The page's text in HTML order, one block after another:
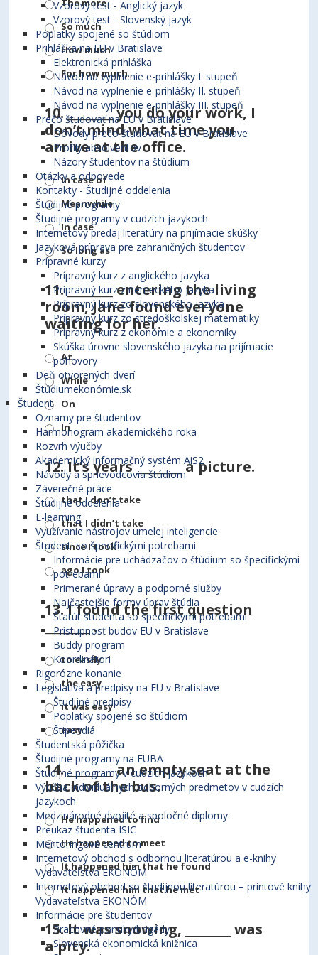
Vzorový test - Anglický jazyk
Vzorový test - Slovenský jazyk
Poplatky spojené so štúdiom
Prihláška na EU v Bratislave
Elektronická prihláška
Návod na vyplnenie e-prihlášky I. stupeň
Návod na vyplnenie e-prihlášky II. stupeň
Návod na vyplnenie e-prihlášky III. stupeň
Prečo študovať na EU v Bratislave
Dôvody prečo študovať na EU v Bratislave
Profily absolventov
Názory študentov na štúdium
Otázky a odpovede
Kontakty - Študijné oddelenia
Študijné programy
Študijné programy v cudzích jazykoch
Internetový predaj literatúry na prijímacie skúšky
Jazyková príprava pre zahraničných študentov
Prípravné kurzy
Prípravný kurz z anglického jazyka
Prípravný kurz z nemeckého jazyka
Prípravný kurz zo slovenského jazyka
Prípravný kurz zo stredoškolskej matematiky
Prípravný kurz z ekonómie a ekonomiky
Skúška úrovne slovenského jazyka na prijímacie
pohovory
Deň otvorených dverí
Štúdiumekonómie.sk
Študent
Oznamy pre študentov
Harmonogram akademického roka
Rozvrh výučby
Akademický informačný systém AiS2
Návody a sprievodcovia štúdiom
Záverečné práce
Študijné oddelenia
E-learning
Využívanie nástrojov umelej inteligencie
Študenti so špecifickými potrebami
Informácie pre uchádzačov o štúdium so špecifickými
potrebami
Primerané úpravy a podporné služby
Najčastejšie formy úprav štúdia
Štatút študenta so špecifickými potrebami
Prístupnosť budov EU v Bratislave
Buddy program
Koordinátori
Rigorózne konanie
Legislatíva a predpisy na EU v Bratislave
Študijné predpisy
Poplatky spojené so štúdiom
Štipendiá
Študentská pôžička
Študijné programy na EUBA
Študijné programy v cudzích jazykoch
Výučba individuálnych odborných predmetov v cudzích
jazykoch
Medzinárodné dvojité a spoločné diplomy
Preukaz študenta ISIC
Mentoringové centrum
Internetový obchod s odbornou literatúrou a e-knihy
Vydavateľstva EKONÓM
Internetový obchod so študijnou literatúrou – printové knihy
Vydavateľstva EKONÓM
Informácie pre študentov
Pracovné ponuky/brigády
Slovenská ekonomická knižnica
The more
So much
How much
For how much
10.________ you do your work, I
don’t mind what time you
arrive at the office.
In case of
Meanwhile
In case
So long as
11.________ entering the living
room, Jane found everyone
waiting for her.
At
While
On
In
12.It’s years ________ a picture.
that I don’t take
that I didn’t take
since I took
ago I took
13.I found the first question
________ .
to easily
the easy
it was easy
easy
14.________ an empty seat at the
back of the bus.
He happened to find
He happened to meet
It happened him that he found
It happened him that he met
15.It was snowing, ________ was
a pity.